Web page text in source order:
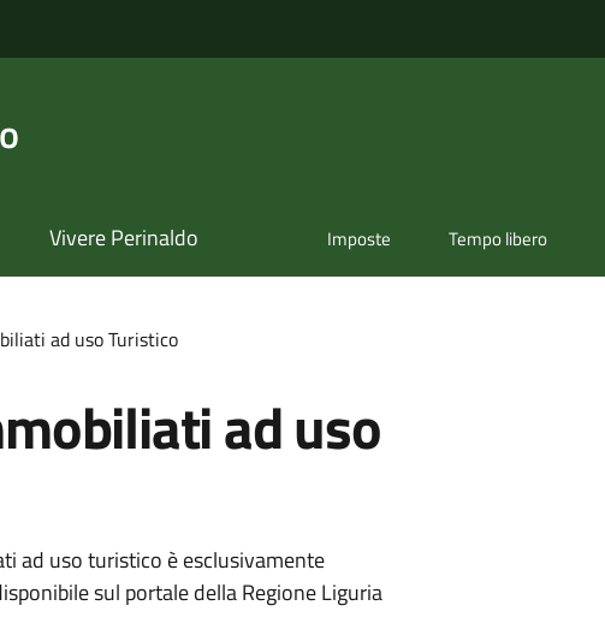
Vivere Perinaldo Imposte Tempo libero
ad uso Turistico
ad uso
ad uso turistico è esclusivamente
sul portale della Regione Liguria